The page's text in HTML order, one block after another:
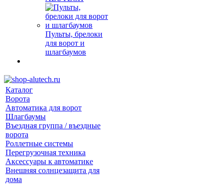
Пульты, брелоки
для ворот и
шлагбаумов
Каталог
Ворота
Автоматика для ворот
Шлагбаумы
Въездная группа / въездные
ворота
Роллетные системы
Перегрузочная техника
Аксессуары к автоматике
Внешняя солнцезащита для
дома